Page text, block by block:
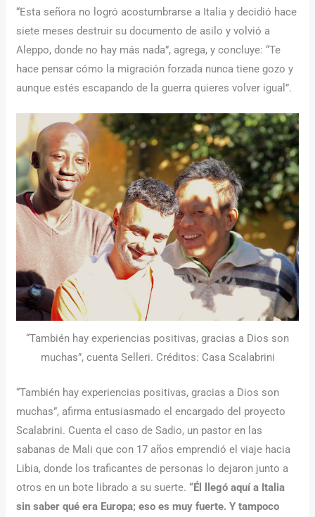
“Esta señora no logró acostumbrarse a Italia y decidió hace
siete meses destruir su documento de asilo y volvió a
Aleppo, donde no hay más nada”, agrega, y concluye: “Te
hace pensar cómo la migración forzada nunca tiene gozo y
aunque estés escapando de la guerra quieres volver igual”.
“También hay experiencias positivas, gracias a Dios son
muchas”, cuenta Selleri. Créditos: Casa Scalabrini
“También hay experiencias positivas, gracias a Dios son
muchas”, afirma entusiasmado el encargado del proyecto
Scalabrini. Cuenta el caso de Sadio, un pastor en las
sabanas de Mali que con 17 años emprendió el viaje hacia
Libia, donde los traficantes de personas lo dejaron junto a
otros en un bote librado a su suerte.“Él llegó aquí a Italia
sin saber qué era Europa; eso es muy fuerte. Y tampoco